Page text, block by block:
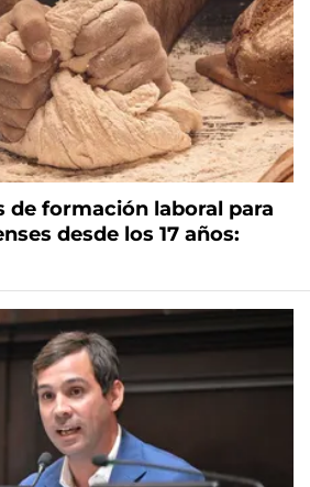
de formación laboral para
desde los 17 años: